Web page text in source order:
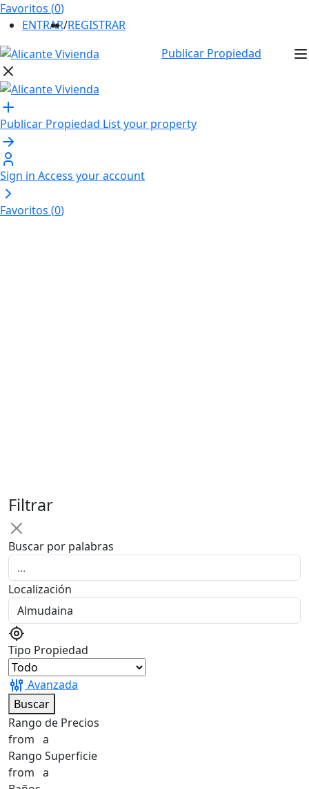
Favoritos (0)
ENTRAR/REGISTRAR
Publicar Propiedad
Publicar Propiedad List your property
Sign in Access your account
Favoritos (0)
Filtrar
Buscar por palabras
Localización
Tipo Propiedad
Avanzada
Buscar
Rango de Precios
from a
Rango Superficie
from a